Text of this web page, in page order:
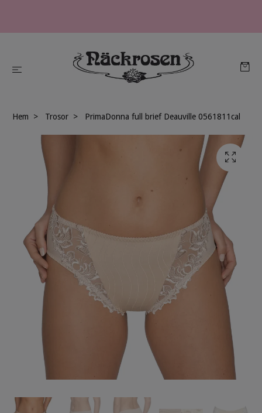
Hem Trosor PrimaDonna full brief Deauville 0561811cal